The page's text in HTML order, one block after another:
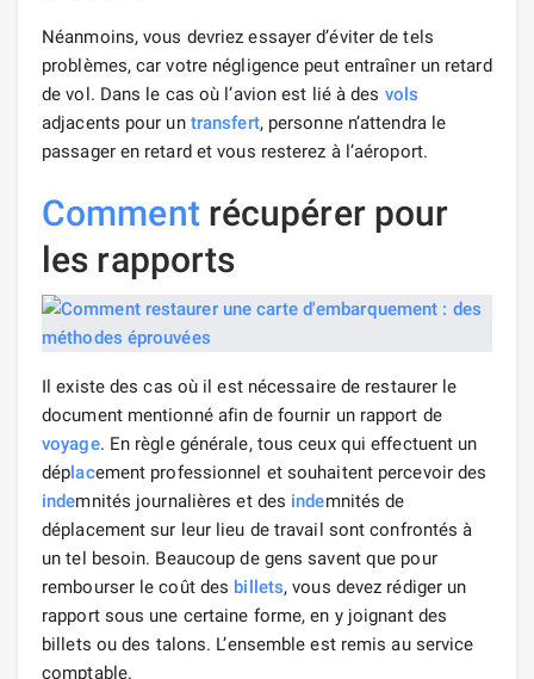
Néanmoins, vous devriez essayer d’éviter de tels
problèmes, car votre négligence peut entraîner un retard
de vol. Dans le cas où l’avion est lié à des vols
adjacents pour un transfert, personne n’attendra le
passager en retard et vous resterez à l’aéroport.
Commentrécupérer pour
les rapports
Il existe des cas où il est nécessaire de restaurer le
document mentionné afin de fournir un rapport de
voyage. En règle générale, tous ceux qui effectuent un
déplacement professionnel et souhaitent percevoir des
indemnités journalières et des indemnités de
déplacement sur leur lieu de travail sont confrontés à
un tel besoin. Beaucoup de gens savent que pour
rembourser le coût des billets, vous devez rédiger un
rapport sous une certaine forme, en y joignant des
billets ou des talons. L’ensemble est remis au service
comptable.